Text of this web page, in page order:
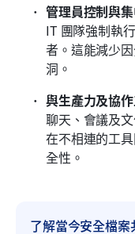
管理員控制與
IT 團隊強制執
者。這能減少
洞。
與生產力及協
聊天、會議及
在不相連的工
全性。
了解當今安全檔案